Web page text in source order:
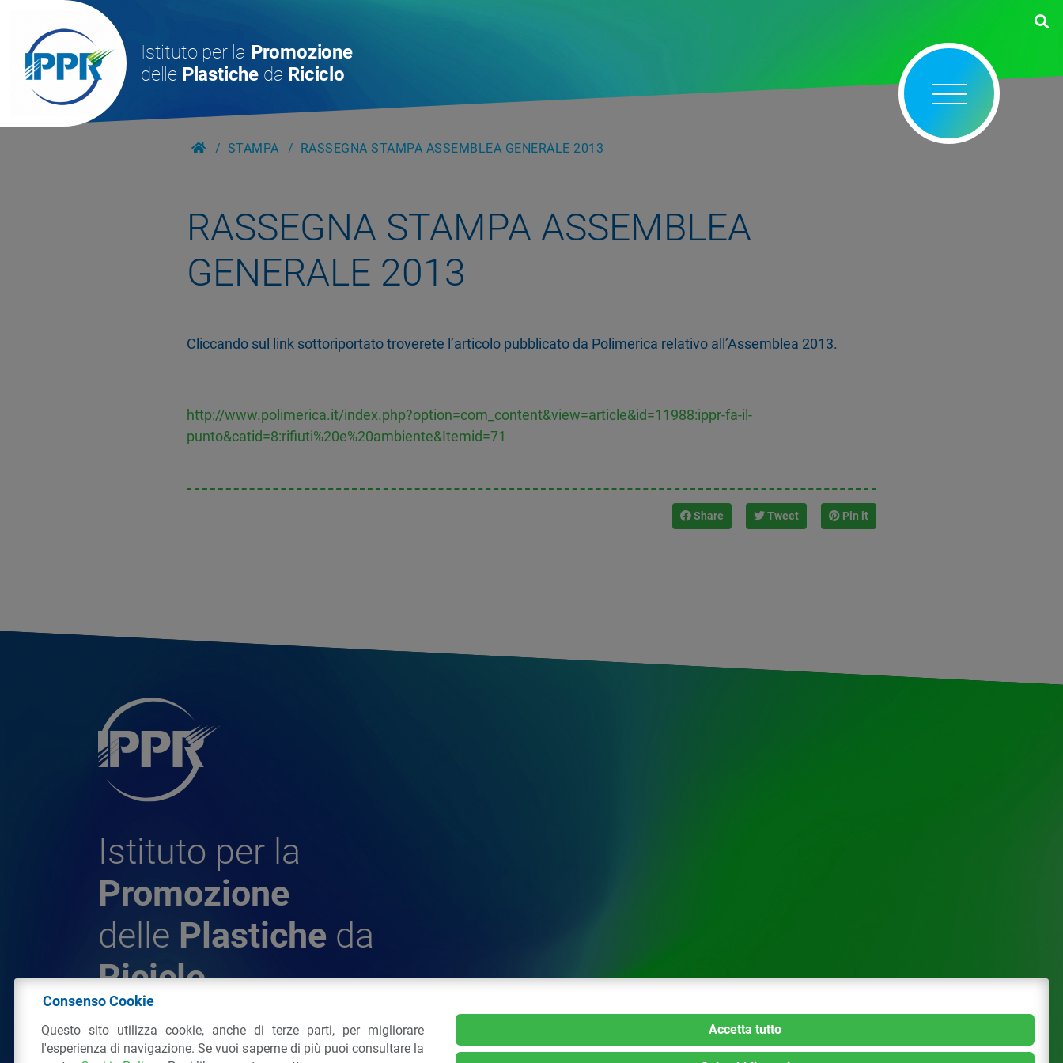
Istituto per la Promozione
delle Plastiche da Riciclo
STAMPA RASSEGNA STAMPA ASSEMBLEA GENERALE 2013
RASSEGNA STAMPA ASSEMBLEA
GENERALE 2013
Cliccando sul link sottoriportato troverete l’articolo pubblicato da Polimerica relativo all’Assemblea 2013.
http://www.polimerica.it/index.php?option=com_content&view=article&id=11988:ippr-fa-il-
punto&catid=8:rifiuti%20e%20ambiente&Itemid=71
Share Tweet Pin it
Istituto per la
Promozione
delle Plastiche da
Riciclo
© 2026 - IPPR Istituto per la Promozione delle Plastiche
da Riciclo
Consenso Cookie
Questo sito utilizza cookie, anche di terze parti, per migliorare
l'esperienza di navigazione. Se vuoi saperne di più puoi consultare la
Accetta tutto